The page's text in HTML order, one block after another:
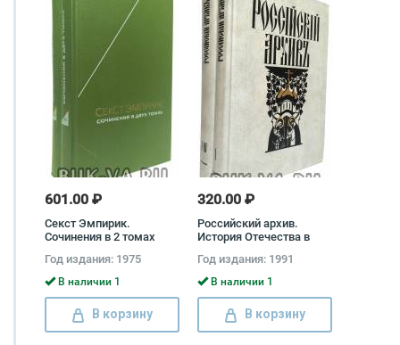
601.00 ₽
Секст Эмпирик.
Сочинения в 2 томах
Эмпирик
Год издания: 1975
В наличии 1
В корзину
320.00 ₽
Российский архив.
История Отечества в
документах XVIII - XX вв.
Выпуски I - III (комплект
из 2 книг)
Год издания: 1991
В наличии 1
В корзину